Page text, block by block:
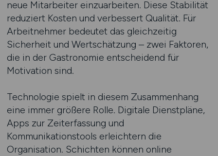
neue Mitarbeiter einzuarbeiten. Diese Stabilität
reduziert Kosten und verbessert Qualität. Für
Arbeitnehmer bedeutet das gleichzeitig
Sicherheit und Wertschätzung – zwei Faktoren,
die in der Gastronomie entscheidend für
Motivation sind.
Technologie spielt in diesem Zusammenhang
eine immer größere Rolle. Digitale Dienstpläne,
Apps zur Zeiterfassung und
Kommunikationstools erleichtern die
Organisation. Schichten können online